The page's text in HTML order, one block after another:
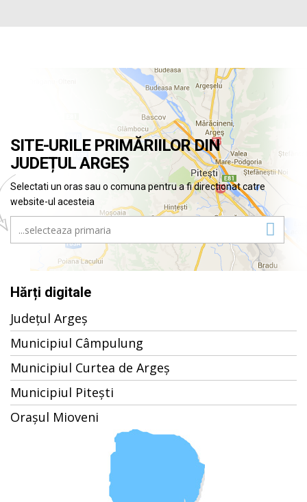
SITE-URILE PRIMĂRIILOR DIN
JUDEȚUL ARGEȘ
Selectati un oras sau o comuna pentru a fi directionat catre
website-ul acesteia
Hărți digitale
Județul Argeș
Municipiul Câmpulung
Municipiul Curtea de Argeș
Municipiul Pitești
Orașul Mioveni